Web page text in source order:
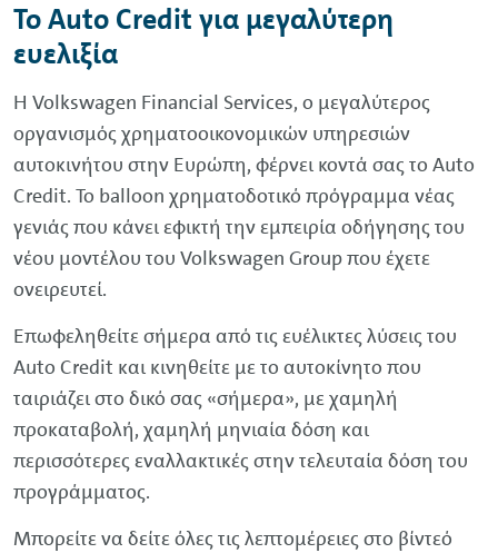
ΤοAuto Credit για μεγαλύτερη
ευελιξία
H Volkswagen Financial Services, o µεγαλύτερος
οργανισµός χρηµατοοικονοµικών υπηρεσιών
αυτοκινήτου στην Ευρώπη, φέρνει κοντά σας το Auto
Credit. Το balloon χρηµατοδοτικό πρόγραµµα νέας
γενιάς που κάνει εφικτή την εµπειρία οδήγησης του
νέου µοντέλου του Volkswagen Groupπου έχετε
ονειρευτεί.
Επωφεληθείτε σήµερα από τις ευέλικτες λύσεις του
Auto Credit και κινηθείτε µε το αυτοκίνητο που
ταιριάζει στο δικό σας «σήµερα», µε χαµηλή
προκαταβολή, χαµηλή µηνιαία δόση και
περισσότερες εναλλακτικές στην τελευταία δόση του
προγράµµατος.
Μπορείτε να δείτε όλες τις λεπτομέρειες στο βίντεό